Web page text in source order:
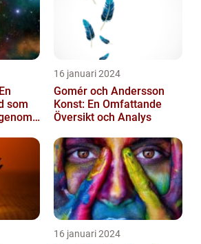
som
16 januari 2024
Gomér och Andersson
Konst: En Omfattande
Översikt och Analys
16 januari 2024